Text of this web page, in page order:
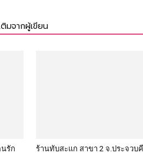
ติมจากผู้เขียน
นรัก
ร้านทับสะแก สาขา 2 จ.ประจวบ